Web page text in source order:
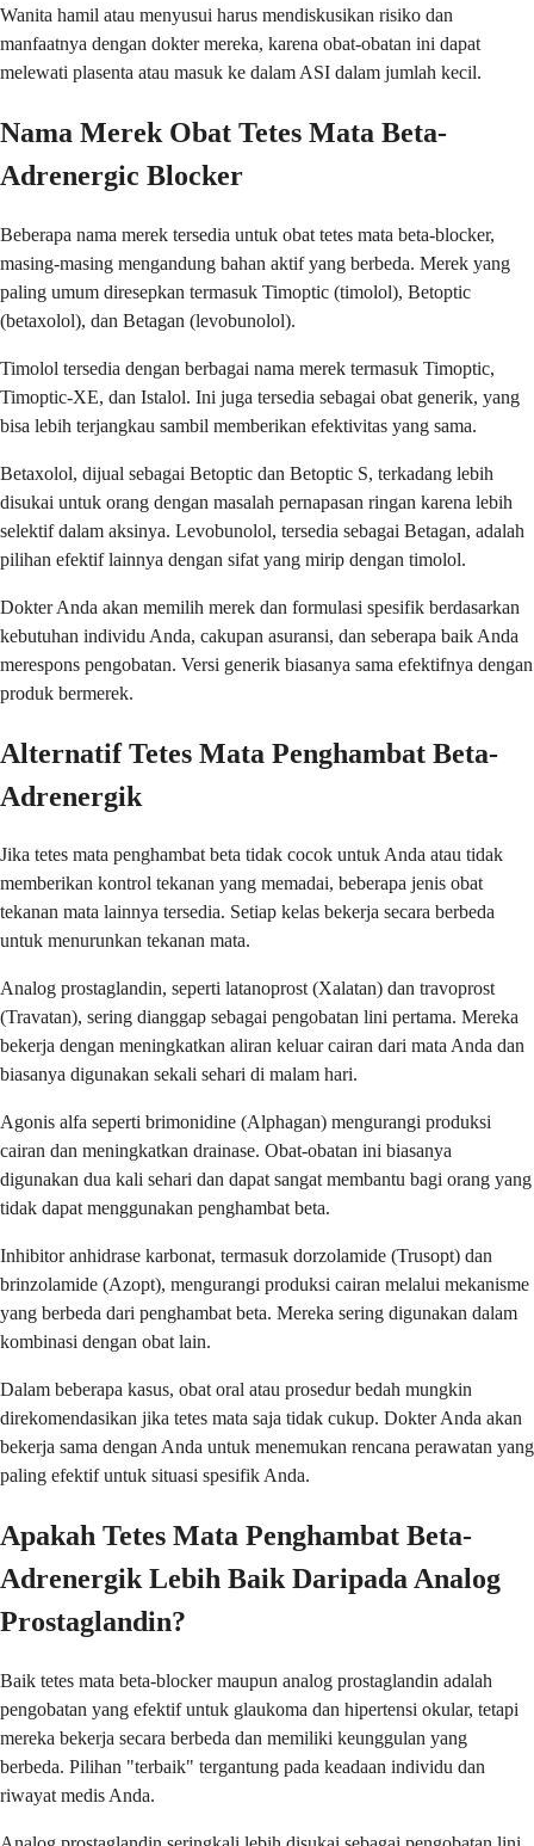
Wanita hamil atau menyusui harus mendiskusikan risiko dan
manfaatnya dengan dokter mereka, karena obat-obatan ini dapat
melewati plasenta atau masuk ke dalam ASI dalam jumlah kecil.
Nama Merek Obat Tetes Mata Beta-
Adrenergic Blocker
Beberapa nama merek tersedia untuk obat tetes mata beta-blocker,
masing-masing mengandung bahan aktif yang berbeda. Merek yang
paling umum diresepkan termasuk Timoptic (timolol), Betoptic
(betaxolol), dan Betagan (levobunolol).
Timolol tersedia dengan berbagai nama merek termasuk Timoptic,
Timoptic-XE, dan Istalol. Ini juga tersedia sebagai obat generik, yang
bisa lebih terjangkau sambil memberikan efektivitas yang sama.
Betaxolol, dijual sebagai Betoptic dan Betoptic S, terkadang lebih
disukai untuk orang dengan masalah pernapasan ringan karena lebih
selektif dalam aksinya. Levobunolol, tersedia sebagai Betagan, adalah
pilihan efektif lainnya dengan sifat yang mirip dengan timolol.
Dokter Anda akan memilih merek dan formulasi spesifik berdasarkan
kebutuhan individu Anda, cakupan asuransi, dan seberapa baik Anda
merespons pengobatan. Versi generik biasanya sama efektifnya dengan
produk bermerek.
Alternatif Tetes Mata Penghambat Beta-
Adrenergik
Jika tetes mata penghambat beta tidak cocok untuk Anda atau tidak
memberikan kontrol tekanan yang memadai, beberapa jenis obat
tekanan mata lainnya tersedia. Setiap kelas bekerja secara berbeda
untuk menurunkan tekanan mata.
Analog prostaglandin, seperti latanoprost (Xalatan) dan travoprost
(Travatan), sering dianggap sebagai pengobatan lini pertama. Mereka
bekerja dengan meningkatkan aliran keluar cairan dari mata Anda dan
biasanya digunakan sekali sehari di malam hari.
Agonis alfa seperti brimonidine (Alphagan) mengurangi produksi
cairan dan meningkatkan drainase. Obat-obatan ini biasanya
digunakan dua kali sehari dan dapat sangat membantu bagi orang yang
tidak dapat menggunakan penghambat beta.
Inhibitor anhidrase karbonat, termasuk dorzolamide (Trusopt) dan
brinzolamide (Azopt), mengurangi produksi cairan melalui mekanisme
yang berbeda dari penghambat beta. Mereka sering digunakan dalam
kombinasi dengan obat lain.
Dalam beberapa kasus, obat oral atau prosedur bedah mungkin
direkomendasikan jika tetes mata saja tidak cukup. Dokter Anda akan
bekerja sama dengan Anda untuk menemukan rencana perawatan yang
paling efektif untuk situasi spesifik Anda.
Apakah Tetes Mata Penghambat Beta-
Adrenergik Lebih Baik Daripada Analog
Prostaglandin?
Baik tetes mata beta-blocker maupun analog prostaglandin adalah
pengobatan yang efektif untuk glaukoma dan hipertensi okular, tetapi
mereka bekerja secara berbeda dan memiliki keunggulan yang
berbeda. Pilihan "terbaik" tergantung pada keadaan individu dan
riwayat medis Anda.